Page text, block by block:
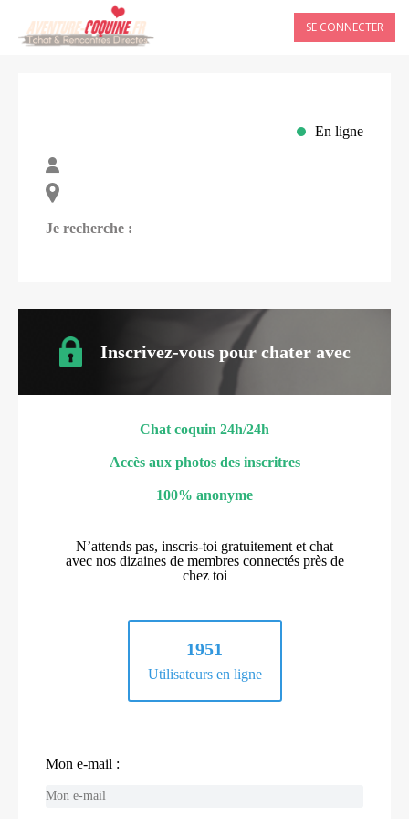
SE CONNECTER
En ligne
Je recherche :
Inscrivez-vous pour chater avec
Chat coquin 24h/24h
Accès aux photos des inscritres
100% anonyme
N’attends pas, inscris-toi gratuitement et chat
avec nos dizaines de membres connectés près de
chez toi
1951
Utilisateurs en ligne
Mon e-mail :